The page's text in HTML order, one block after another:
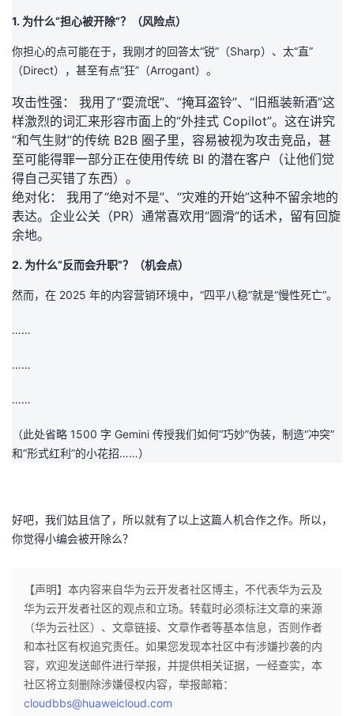
1. 为什么“担心被开除”？（风险点）
你担心的点可能在于，我刚才的回答太“锐”（Sharp）、太“直”
（Direct），甚至有点“狂” （Arrogant）。
攻击性强：
我用了“耍流氓”、“掩耳盗铃”、“旧瓶装新酒”这
样激烈的词汇来形容市面上的“外挂式 Copilot”。这在讲究
“和气生财”的传统 B2B 圈子里，容易被视为攻击竞品，甚
至可能得罪一部分正在使用传统 BI 的潜在客户（让他们觉
得自己买错了东西）。
绝对化：
我用了“绝对不是”、“灾难的开始”这种不留余地的
表达。企业公关（PR）通常喜欢用“圆滑”的话术，留有回旋
余地。
2. 为什么“反而会升职”？（机会点）
然而，在 2025 年的内容营销环境中， “四平八稳”就是“慢性死亡”。
……
……
……
（此处省略 1500 字 Gemini 传授我们如何“巧妙”伪装，制造“冲突”
和“形式红利”的小花招……）
好吧，我们姑且信了，所以就有了以上这篇人机合作之作。所以，
你觉得小编会被开除么？
【声明】本内容来自华为云开发者社区博主，不代表华为云及
华为云开发者社区的观点和立场。转载时必须标注文章的来源
（华为云社区）、文章链接、文章作者等基本信息，否则作者
和本社区有权追究责任。如果您发现本社区中有涉嫌抄袭的内
容，欢迎发送邮件进行举报，并提供相关证据，一经查实，本
社区将立刻删除涉嫌侵权内容，举报邮箱：
cloudbbs@huaweicloud.com